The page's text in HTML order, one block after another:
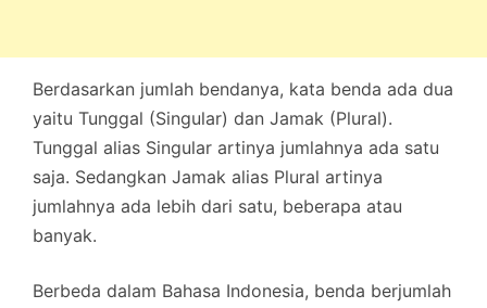
Berdasarkan jumlah bendanya, kata benda ada dua
yaitu Tunggal (Singular) dan Jamak (Plural).
Tunggal alias Singular artinya jumlahnya ada satu
saja. Sedangkan Jamak alias Plural artinya
jumlahnya ada lebih dari satu, beberapa atau
banyak.
Berbeda dalam Bahasa Indonesia, benda berjumlah